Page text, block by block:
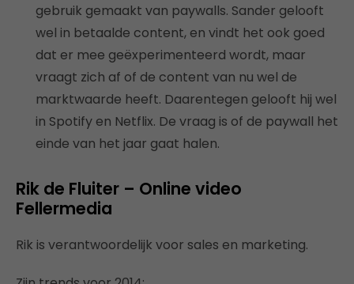
gebruik gemaakt van paywalls. Sander gelooft
wel in betaalde content, en vindt het ook goed
dat er mee geëxperimenteerd wordt, maar
vraagt zich af of de content van nu wel de
marktwaarde heeft. Daarentegen gelooft hij wel
in Spotify en Netflix. De vraag is of de paywall het
einde van het jaar gaat halen.
Rik de Fluiter – Online video
Fellermedia
Rik is verantwoordelijk voor sales en marketing.